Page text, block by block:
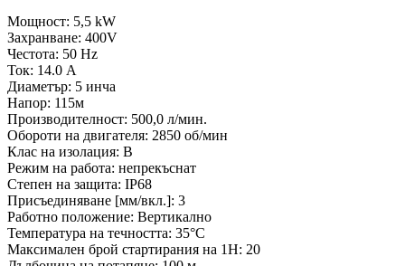
Мощност: 5,5 kW
Захранване: 400V
Честота: 50 Hz
Ток: 14.0 A
Диаметър: 5 инча
Напор: 115м
Производителност: 500,0 л/мин.
Обороти на двигателя: 2850 об/мин
Клас на изолация: B
Режим на работа: непрекъснат
Степен на защита: IP68
Присъединяване [мм/вкл.]: 3
Работно положение: Вертикално
Температура на течността: 35°C
Максимален брой стартирания на 1H: 20